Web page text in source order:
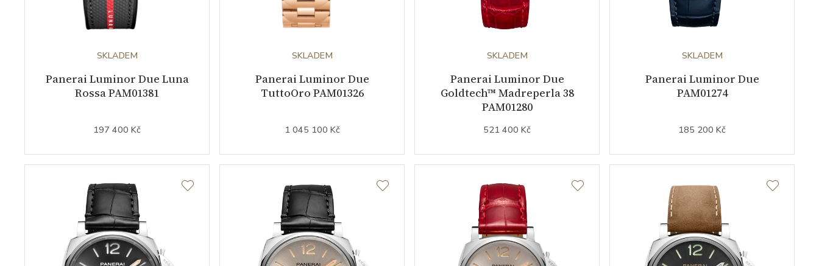
SKLADEM
Panerai Luminor Due Luna
Rossa PAM01381
197 400 Kč
SKLADEM
Panerai Luminor Due
TuttoOro PAM01326
1 045 100 Kč
SKLADEM
Panerai Luminor Due
Goldtech™ Madreperla 38
PAM01280
521 400 Kč
SKLADEM
Panerai Luminor Due
PAM01274
185 200 Kč